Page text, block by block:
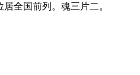
全国前列。魂三片二。